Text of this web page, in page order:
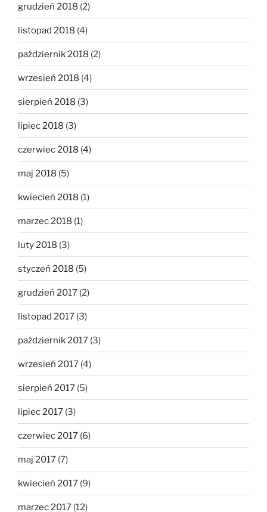
grudzień 2018 (2)
listopad 2018 (4)
październik 2018 (2)
wrzesień 2018 (4)
sierpień 2018 (3)
lipiec 2018 (3)
czerwiec 2018 (4)
maj 2018 (5)
kwiecień 2018 (1)
marzec 2018 (1)
luty 2018 (3)
styczeń 2018 (5)
grudzień 2017 (2)
listopad 2017 (3)
październik 2017 (3)
wrzesień 2017 (4)
sierpień 2017 (5)
lipiec 2017 (3)
czerwiec 2017 (6)
maj 2017 (7)
kwiecień 2017 (9)
marzec 2017 (12)